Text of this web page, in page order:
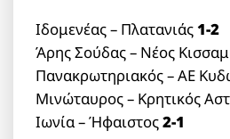
Ιδομενέας – Πλατανιάς1-2
Άρης Σούδας – Νέος
Πανακρωτηριακός – ΑΕ
Μινώταυρος – Κρητικός
Ιωνία – Ήφαιστος2-1